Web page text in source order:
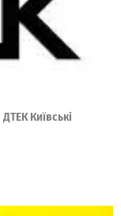
Київські